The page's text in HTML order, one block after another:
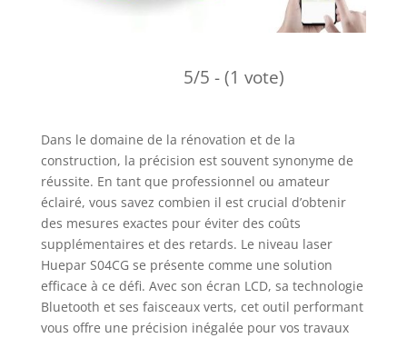
5/5 - (1 vote)
Dans le domaine de la rénovation et de la
construction, la précision est souvent synonyme de
réussite. En tant que professionnel ou amateur
éclairé, vous savez combien il est crucial d’obtenir
des mesures exactes pour éviter des coûts
supplémentaires et des retards. Le niveau laser
Huepar S04CG se présente comme une solution
efficace à ce défi. Avec son écran LCD, sa technologie
Bluetooth et ses faisceaux verts, cet outil performant
vous offre une précision inégalée pour vos travaux